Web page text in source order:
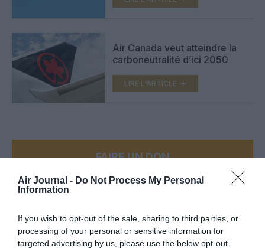
Air Journal - Do Not Process My Personal
Information
If you wish to opt-out of the sale, sharing to third parties, or
processing of your personal or sensitive information for
targeted advertising by us, please use the below opt-out
Air Canada veut atteindre la
carboneutralité d’ici 2050
LIRE L'ARTICLE
FAIRE UN DON
Appel aux lecteurs !
développement !